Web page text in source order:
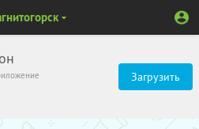
Загрузить